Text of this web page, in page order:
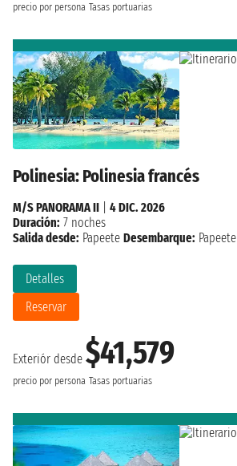
precio por persona Tasas portuarias
Polinesia: Polinesia francés
Exteriór desde $41,579
precio por persona Tasas portuarias
Detalles
Reservar
M/S PANORAMA II
4 DIC. 2026
Duración: 7 noches
Salida desde: Papeete Desembarque: Papeete